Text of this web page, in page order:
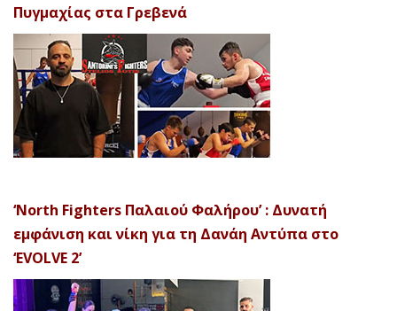
Πυγμαχίας στα Γρεβενά
‘North Fighters Παλαιού Φαλήρου’ : Δυνατή
εμφάνιση και νίκη για τη Δανάη Αντύπα στο
‘EVOLVE 2’